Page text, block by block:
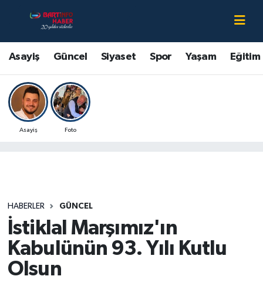
Asayiş Güncel Siyaset Spor Yaşam Eğitim
Asayiş Foto
HABERLER GÜNCEL
İstiklal Marşımız'ın
Kabulünün 93. Yılı Kutlu
Olsun
Asayiş
Bartın Hakkında
Çevre
Eğitim
Kültür-Sanat
Magazin
Bartın Nöbetçi Eczaneler
Bartın Hava Durumu
Bartin Namaz Vakitleri
Bartın Trafik Yoğunluk Haritası
Son Dakika Haberleri
Haber Arşivi